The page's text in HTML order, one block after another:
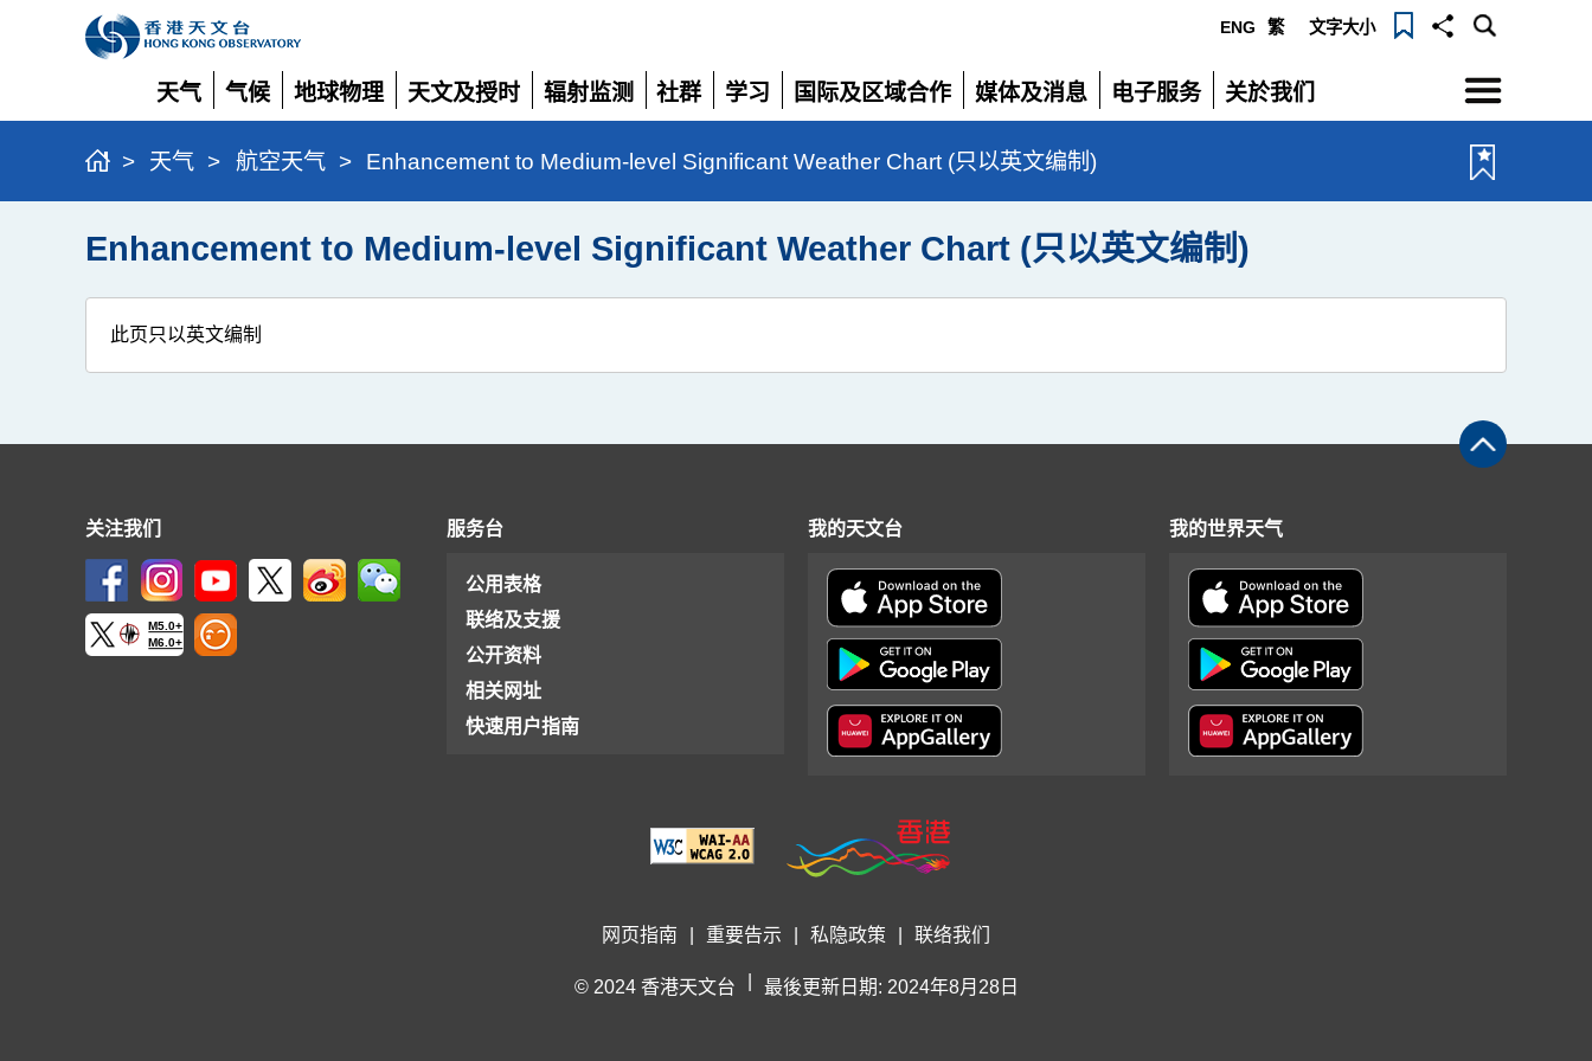
ENG 繁 文字大小
天气
展
开
气候
展
开
地球物理
展
开
天文及授时
展
开
辐射监测
展
开
社群
展
开
学习
展
开
国际及区域合作
展
开
媒体及消息
展
开
电子服务
展
关於我们
展
选
单
> 天气 > 航空天气 > Enhancement to Medium-level Significant Weather Chart (只以英文编制)
Enhancement to Medium-level Significant Weather Chart (只以英文编制)
此页只以英文编制
关注我们
M5.0+
M6.0+
服务台
公用表格
联络及支援
公开资料
相关网址
快速用户指南
我的天文台 我的世界天气
网页指南 重要告示 私隐政策 联络我们
© 2024 香港天文台 最後更新日期: 2024年8月28日